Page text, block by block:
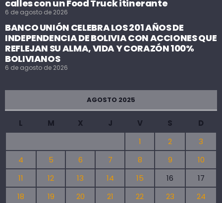
calles con un Food Truck itinerante
6 de agosto de 2026
BANCO UNIÓN CELEBRA LOS 201 AÑOS DE
INDEPENDENCIA DE BOLIVIA CON ACCIONES QUE
REFLEJAN SU ALMA, VIDA Y CORAZÓN 100%
BOLIVIANOS
6 de agosto de 2026
AGOSTO 2025
L M X J V S
D
1
2
3
4
5 6 7 8 9
10
11
12 13 14 15 16
17
18
19 20 21 22 23 24